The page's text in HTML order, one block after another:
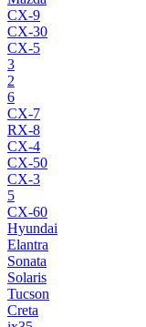
CX-9
CX-30
CX-5
3
2
6
CX-7
RX-8
CX-4
CX-50
CX-3
5
CX-60
Hyundai
Elantra
Sonata
Solaris
Tucson
Creta